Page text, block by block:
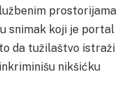
prostorijama
snimak koji je portal
da tužilaštvo istraži
nikšićku